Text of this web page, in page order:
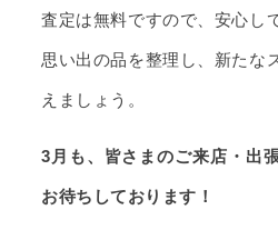
査定は無料ですので、安心し
思い出の品を整理し、新たな
えましょう。
3月も、皆さまのご来店・出
お待ちしております！